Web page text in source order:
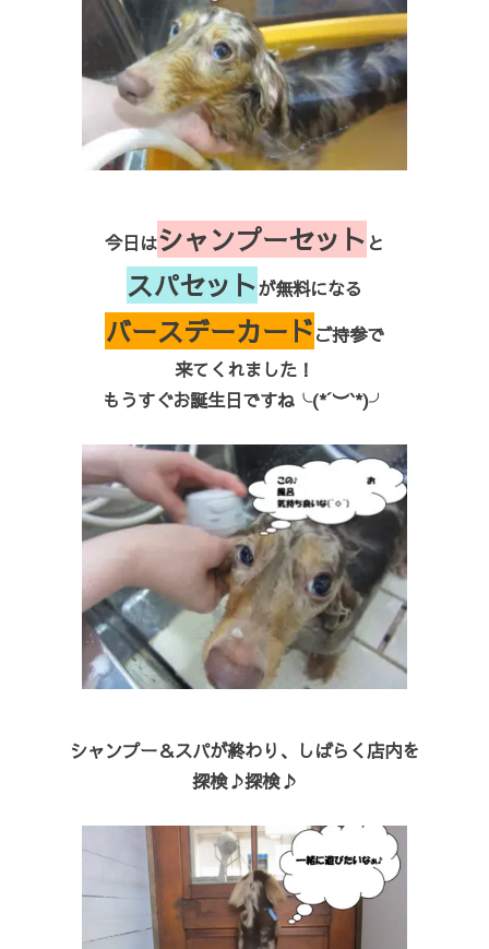
今日はシャンプーセット と
スパセットが無料になる
バースデーカードご持参で
来てくれました！
もうすぐお誕生日ですね╰(*´︶`*)╯
シャンプー＆スパが終わり、しばらく店内を
探検♪探検♪